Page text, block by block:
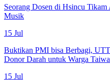
Seorang Dosen di Hsincu
Musik
15 Jul
Buktikan PMI bisa Berbagi,
Donor Darah untuk Warga
15 Jul